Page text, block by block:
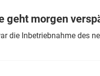
geht morgen
die Inbetriebnahme des